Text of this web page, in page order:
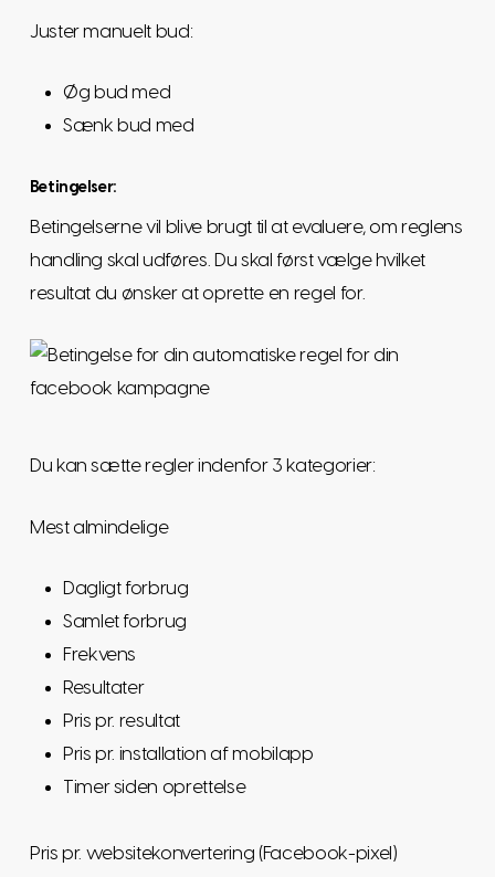
Juster manuelt bud:
Øg bud med
Sænk bud med
Betingelser:
Betingelserne vil blive brugt til at evaluere, om reglens
handling skal udføres. Du skal først vælge hvilket
resultat du ønsker at oprette en regel for.
Du kan sætte regler indenfor 3 kategorier:
Mest almindelige
Dagligt forbrug
Samlet forbrug
Frekvens
Resultater
Pris pr. resultat
Pris pr. installation af mobilapp
Timer siden oprettelse
Pris pr. websitekonvertering (Facebook-pixel)